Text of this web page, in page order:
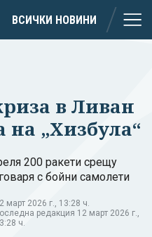
ВСИЧКИ НОВИНИ
в Ливан
на „Хизбула“
200 ракети срещу
с бойни самолети
март 2026 г., 13:28 ч.
редакция 12 март 2026 г.,
ч.